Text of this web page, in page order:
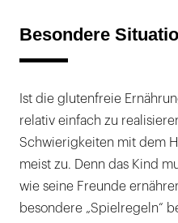
Besondere
Ist die glutenfreie
relativ einfach zu
Schwierigkeiten mit dem
meist zu. Denn das Kind
wie seine Freunde
besondere „Spielregeln“